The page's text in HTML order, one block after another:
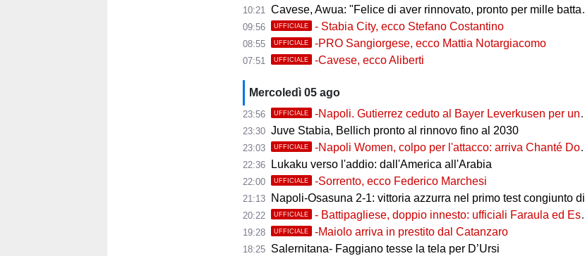
10:21 Cavese, Awua: "Felice di aver rinnovato, pronto per mille battaglie"
09:56 UFFICIALE - Stabia City, ecco Stefano Costantino
08:55 UFFICIALE -PRO Sangiorgese, ecco Mattia Notargiacomo
07:51 UFFICIALE -Cavese, ecco Aliberti
Mercoledì 05 ago
23:56 UFFICIALE -Napoli. Gutierrez ceduto al Bayer Leverkusen per una cifra record
23:30 Juve Stabia, Bellich pronto al rinnovo fino al 2030
23:03 UFFICIALE -Napoli Women, colpo per l'attacco: arriva Chanté Dompig
22:36 Lukaku verso l'addio: dall'America all'Arabia
22:00 UFFICIALE -Sorrento, ecco Federico Marchesi
21:13 Napoli-Osasuna 2-1: vittoria azzurra nel primo test congiunto di Castel di Sangro
20:22 UFFICIALE - Battipagliese, doppio innesto: ufficiali Faraula ed Esposito
19:28 UFFICIALE -Maiolo arriva in prestito dal Catanzaro
18:25 Salernitana- Faggiano tesse la tela per D’Ursi